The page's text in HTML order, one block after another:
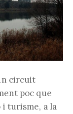
circuit
poc que
turisme, a la